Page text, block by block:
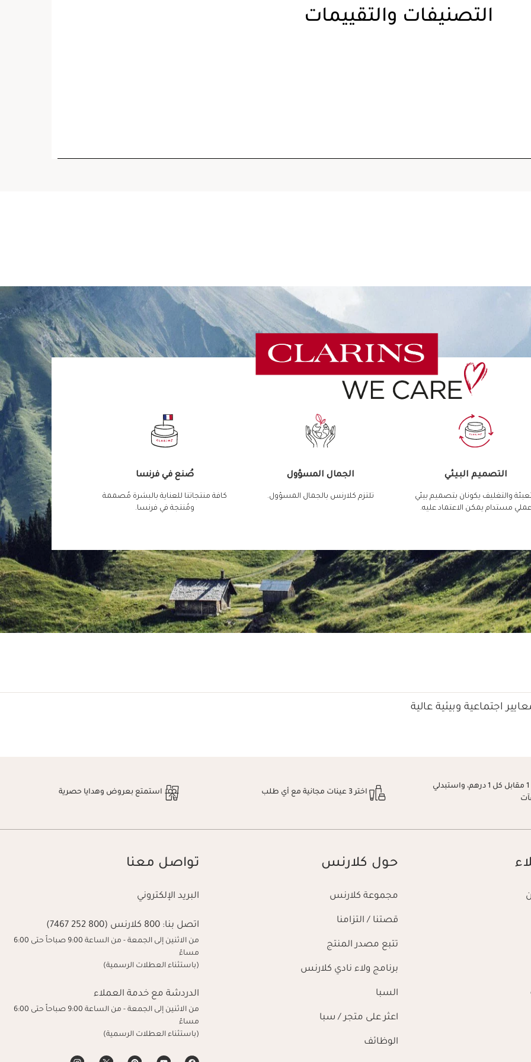
التصنيفات والتقييمات
التصميم البيئي
والتغليف يكونان بتصميم بيئي
مستدام يمكن الاعتماد عليه.
الجمال المسؤول
تلتزم كلارنس بالجمال المسؤول.
صُنع في فرنسا
كافة منتجاتنا للعناية بالبشرة مُصممة
ومُنتجة في فرنسا.
اجتماعية وبيئية عالية
اكسبِي نقطة 1 مقابل كل 1 درهم، واستبدلي
اختر 3 عينات مجانية مع أي طلب استمتع بعروض وهدايا حصرية
حول كلارنس
مجموعة كلارنس
قصتنا / التزامنا
تتبع مصدر المنتج
برنامج ولاء نادي كلارنس
السبا
اعثر على متجر / سبا
الوظائف
تواصل معنا
البريد الإلكتروني
اتصل بنا: 800 كلارنس (800 252 7467)
من الاثنين إلى الجمعة - من الساعة 9:00 صباحاً حتى 6:00
مساءً
(باستثناء العطلات الرسمية)
الدردشة مع خدمة العملاء
من الاثنين إلى الجمعة - من الساعة 9:00 صباحاً حتى 6:00
مساءً
(باستثناء العطلات الرسمية)